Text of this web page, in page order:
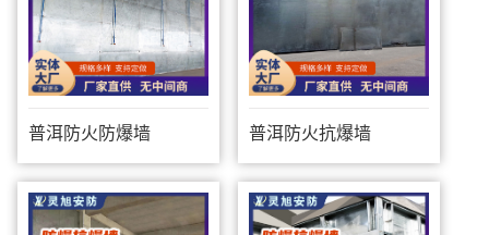
普洱防火防爆墙 普洱防火抗爆墙